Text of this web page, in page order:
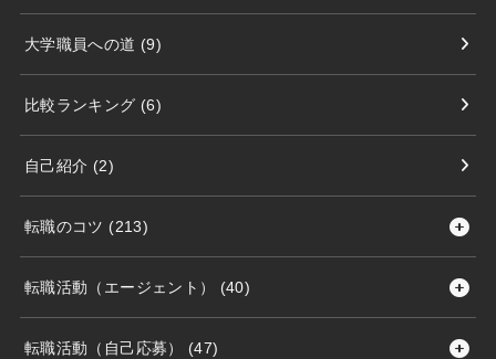
大学職員への道 (9)
比較ランキング (6)
自己紹介 (2)
転職のコツ (213)
転職活動（エージェント） (40)
転職活動（自己応募） (47)